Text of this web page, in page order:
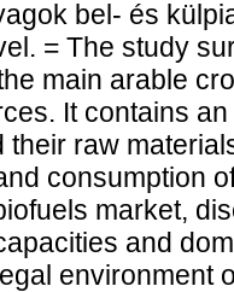
bel- és
= The study
main arable
It contains
their raw
consumption
market,
and
environment